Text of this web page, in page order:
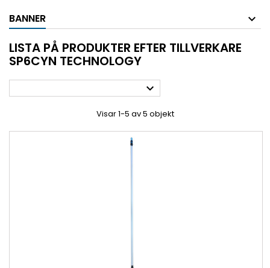
BANNER
LISTA PÅ PRODUKTER EFTER TILLVERKARE
SP6CYN TECHNOLOGY

Visar 1-5 av 5 objekt